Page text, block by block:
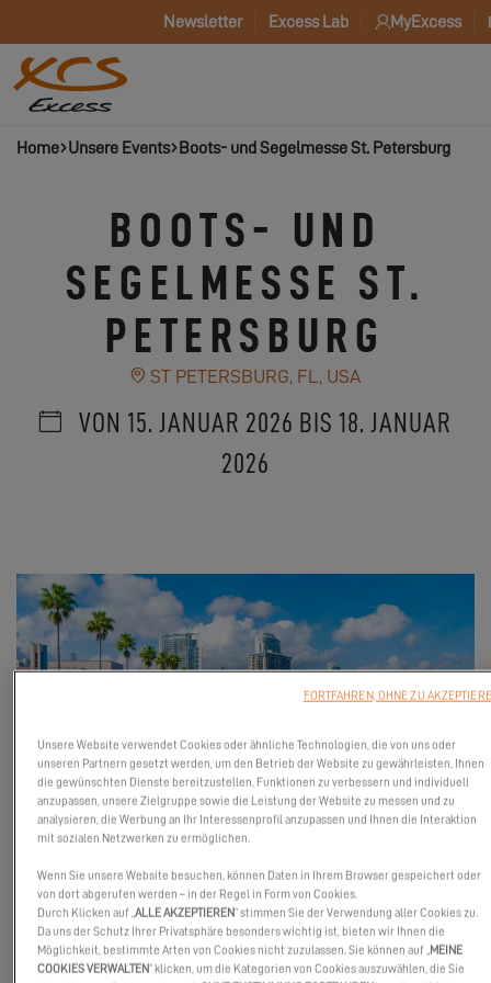
Newsletter Excess Lab MyExcess
Home Unsere Events Boots- und Segelmesse St. Petersburg
BOOTS- UND
SEGELMESSE ST.
PETERSBURG
ST PETERSBURG, FL, USA
VON 15. JANUAR 2026 BIS 18. JANUAR
2026
Vom 15. bis 18. Januar 2026 treffen Sie uns auf der St. Petersburg
Power and Sailboat Show zusammen mit unserem Händler
Im Programm: die Excess 11 und die große Premiere der Excess
13 an der Westküste Floridas.
Verpassen Sie nicht diese einzigartige Gelegenheit, unsere
Unsere Website verwendet Cookies oder ähnliche Technologien, die von uns oder
unseren Partnern gesetzt werden, um den Betrieb der Website zu gewährleisten, Ihnen
die gewünschten Dienste bereitzustellen, Funktionen zu verbessern und individuell
anzupassen, unsere Zielgruppe sowie die Leistung der Website zu messen und zu
analysieren, die Werbung an Ihr Interessenprofil anzupassen und Ihnen die Interaktion
mit sozialen Netzwerken zu ermöglichen.
Wenn Sie unsere Website besuchen, können Daten in Ihrem Browser gespeichert oder
von dort abgerufen werden – in der Regel in Form von Cookies.
Durch Klicken auf „ALLE AKZEPTIEREN“ stimmen Sie der Verwendung aller Cookies zu.
Da uns der Schutz Ihrer Privatsphäre besonders wichtig ist, bieten wir Ihnen die
Möglichkeit, bestimmte Arten von Cookies nicht zuzulassen. Sie können auf „MEINE
COOKIES VERWALTEN“ klicken, um die Kategorien von Cookies auszuwählen, die Sie
FORTFAHREN, OHNE ZU